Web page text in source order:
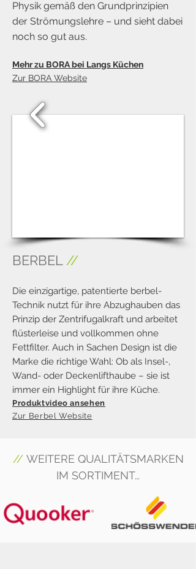
Physik gemäß den Grundprinzipien
der Strömungslehre – und sieht dabei
noch so gut aus.
Mehr zu BORA bei Langs Küchen
Zur BORA Website
BERBEL //
Die einzigartige, patentierte berbel-
Technik nutzt für ihre Abzughauben das
Prinzip der Zentrifugalkraft und arbeitet
flüsterleise und vollkommen ohne
Fettfilter. Auch in Sachen Design ist die
Marke die richtige Wahl: Ob als Insel-,
Wand- oder Deckenlifthaube – sie ist
immer ein Highlight für ihre Küche.
Produktvideo ansehen
Zur Berbel Website
//WEITERE QUALITÄTSMARKEN
IM SORTIMENT…